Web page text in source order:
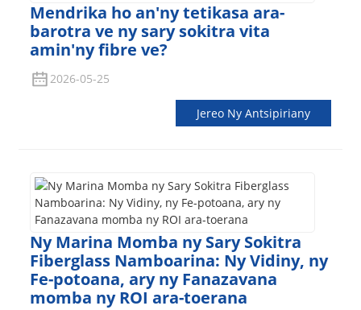
Mendrika ho an'ny tetikasa ara-
barotra ve ny sary sokitra vita
amin'ny fibre ve?
2026-05-25
Jereo Ny Antsipiriany
Ny Marina Momba ny Sary Sokitra
Fiberglass Namboarina: Ny Vidiny, ny
Fe-potoana, ary ny Fanazavana
momba ny ROI ara-toerana